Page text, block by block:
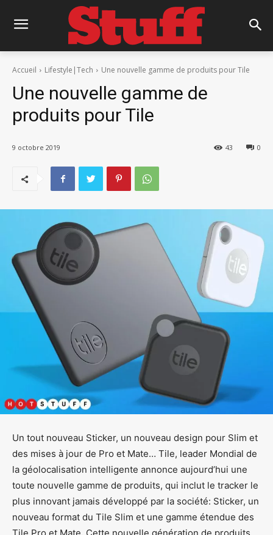
Accueil Lifestyle|Tech Une nouvelle gamme de produits pour Tile
Une nouvelle gamme de
produits pour Tile
9 octobre 2019 0
43
Un tout nouveau Sticker, un nouveau design pour Slim et
des mises à jour de Pro et Mate… Tile, leader Mondial de
la géolocalisation intelligente annonce aujourd’hui une
toute nouvelle gamme de produits, qui inclut le tracker le
plus innovant jamais développé par la société: Sticker, un
nouveau format du Tile Slim et une gamme étendue des